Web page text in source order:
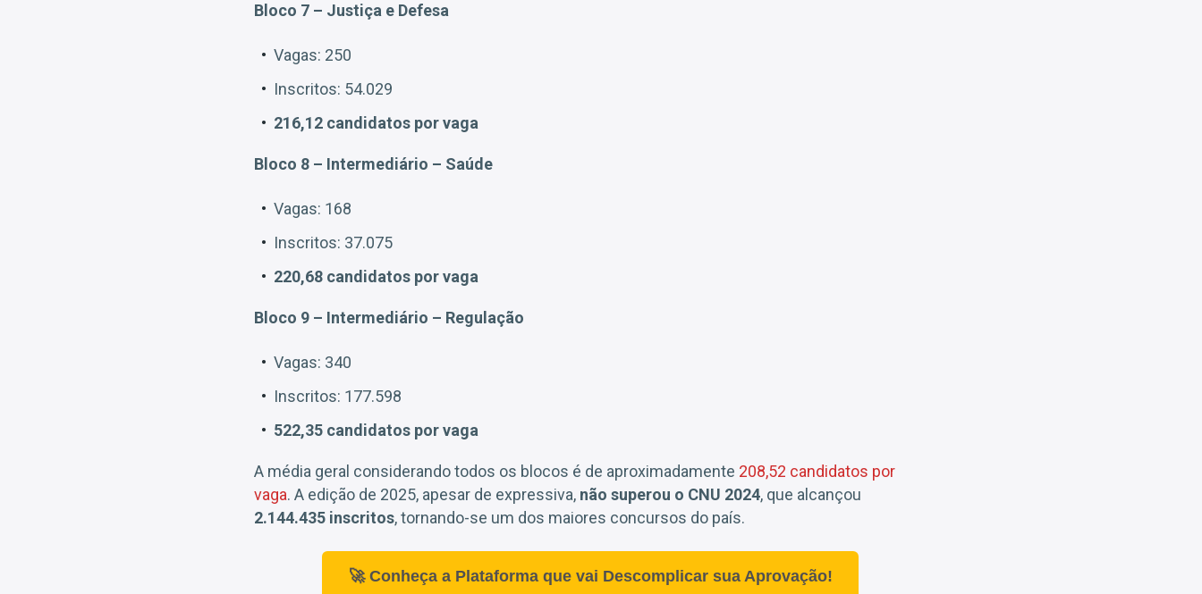
Bloco 7 – Justiça e Defesa
Vagas: 250
Inscritos: 54.029
216,12 candidatos por vaga
Bloco 8 – Intermediário – Saúde
Vagas: 168
Inscritos: 37.075
220,68 candidatos por vaga
Bloco 9 – Intermediário – Regulação
Vagas: 340
Inscritos: 177.598
522,35 candidatos por vaga
A média geral considerando todos os blocos é de aproximadamente 208,52 candidatos por
vaga. A edição de 2025, apesar de expressiva, não superou o CNU 2024, que alcançou
2.144.435 inscritos, tornando-se um dos maiores concursos do país.
🚀 Conheça a Plataforma que vai Descomplicar sua Aprovação!